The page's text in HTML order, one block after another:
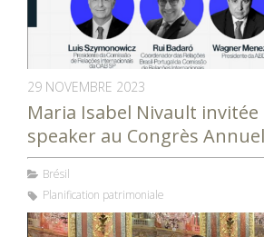
29 NOVEMBRE 2023
Maria Isabel Nivault invitée
speaker au Congrès
Brésil
Planification patrimoniale